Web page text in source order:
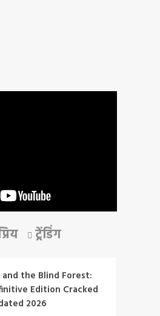
ट्रेंडिंग
and the Blind Forest:
Edition Cracked
2026